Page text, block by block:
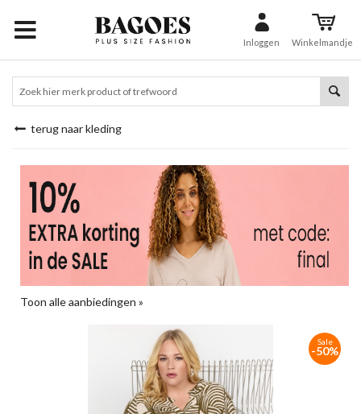
Inloggen Winkelmandje
terug naar kleding
Toon alle aanbiedingen »
Sale
-50%